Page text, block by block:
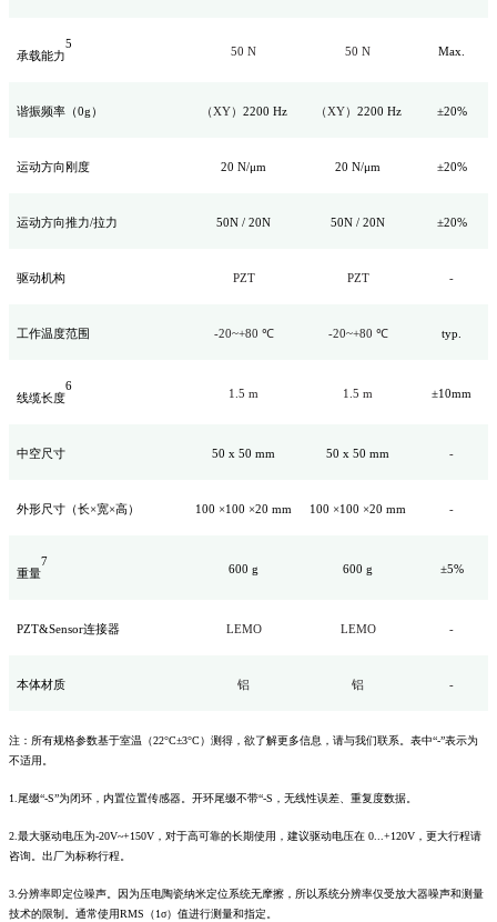
承载能力
5
50 N 50 N Max.
谐振频率（0g） （XY） 2200 Hz （XY） 2200 Hz ±20%
运动方向刚度 20 N/μm 20 N/μm ±20%
运动方向推力/拉力 50N / 20N 50N / 20N ±20%
驱动机构 PZT PZT -
工作温度范围 -20~+80 ℃ -20~+80 ℃ typ.
线缆长度
6
1.5 m 1.5 m ±10mm
中空尺寸 50 x 50 mm 50 x 50 mm -
外形尺寸（长×宽×高） 100 ×100 ×20 mm 100 ×100 ×20 mm -
重量
7
600 g 600 g ±5%
PZT&Sensor连接器 LEMO LEMO -
本体材质 铝 铝 -
注：所有规格参数基于室温（22°C±3°C）测得，欲了解更多信息，请与我们联系。表中“-”表示为
不适用。
1.尾缀“-S”为闭环，内置位置传感器。开环尾缀不带“-S，无线性误差、重复度数据。
2.最大驱动电压为-20V~+150V，对于高可靠的长期使用，建议驱动电压在 0...+120V，更大行程请
咨询。出厂为标称行程。
3.分辨率即定位噪声。因为压电陶瓷纳米定位系统无摩擦，所以系统分辨率仅受放大器噪声和测量
技术的限制。通常使用RMS（1σ）值进行测量和指定。